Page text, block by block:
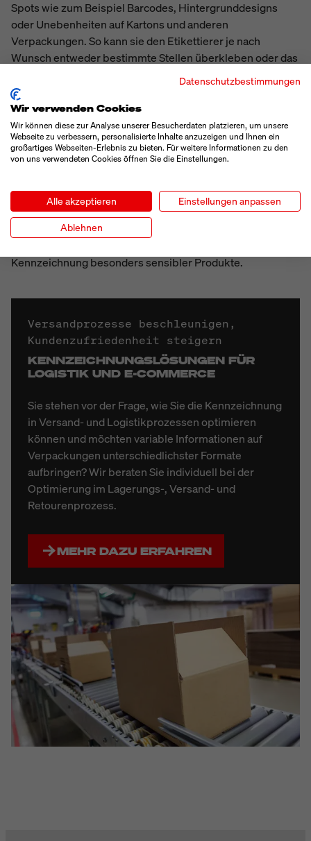
Spots wie zum Beispiel Barcodes, Hintergrunddesigns
oder Unebenheiten auf Kartons und anderen
Verpackungen. So kann sie den Etikettierer je nach
Wunsch entweder bestimmte Stellen überkleben oder das
Etikett direkt daneben aufbringen lassen.
HOCHGESCHWINDIGKEIT
Der Legi-Flex 6100 etikettiert mit bis zu 60 Paketen pro
Hochgeschwindigkeit. Die Etikettierung erfolgt
berührungslos im TampBlow-Verfahren ohne
mechanische Belastung der zu kennzeichnenden
Kennzeichnung besonders sensibler Produkte.
Versandprozesse beschleunigen,
Kundenzufriedenheit steigern
KENNZEICHNUNGSLÖSUNGEN FÜR
LOGISTIK UND E-COMMERCE
Sie stehen vor der Frage, wie Sie die Kennzeichnung
in Versand- und Logistikprozessen optimieren
können und möchten variable Informationen auf
Verpackungen unterschiedlichster Formate
aufbringen? Wir beraten Sie individuell bei der
Optimierung im Lagerungs-, Versand- und
Retourenprozess.
MEHR DAZU ERFAHREN
Datenschutzbestimmungen
Wir verwenden Cookies
Wir können diese zur Analyse unserer Besucherdaten platzieren, um unsere
Webseite zu verbessern, personalisierte Inhalte anzuzeigen und Ihnen ein
großartiges Webseiten-Erlebnis zu bieten. Für weitere Informationen zu den
von uns verwendeten Cookies öffnen Sie die Einstellungen.
Alle akzeptieren Einstellungen anpassen
Ablehnen